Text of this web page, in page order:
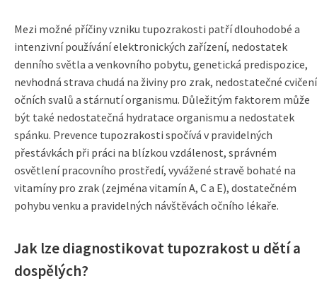
Mezi možné příčiny vzniku tupozrakosti patří dlouhodobé a
intenzivní používání elektronických zařízení, nedostatek
denního světla a venkovního pobytu, genetická predispozice,
nevhodná strava chudá na živiny pro zrak, nedostatečné cvičení
očních svalů a stárnutí organismu. Důležitým faktorem může
být také nedostatečná hydratace organismu a nedostatek
spánku. Prevence tupozrakosti spočívá v pravidelných
přestávkách při práci na blízkou vzdálenost, správném
osvětlení pracovního prostředí, vyvážené stravě bohaté na
vitamíny pro zrak (zejména vitamín A, C a E), dostatečném
pohybu venku a pravidelných návštěvách očního lékaře.
Jak lze diagnostikovat tupozrakost u dětí a
dospělých?